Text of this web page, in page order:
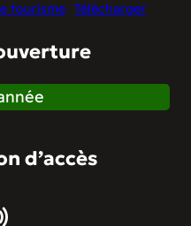
tourisme Télécharger
d’accès